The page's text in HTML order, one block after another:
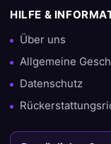
HILFE &
Über uns
Allgemeine
Datenschutz